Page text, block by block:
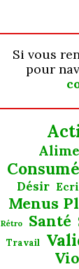
Si vous
pour
Désir
Menus
Rétro
Santé
Travail